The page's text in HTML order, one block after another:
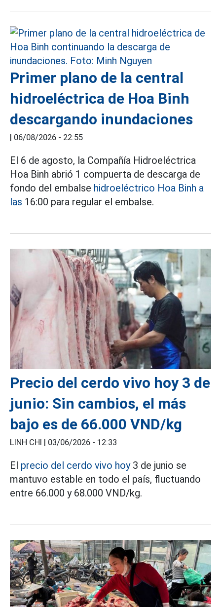
Primer plano de la central
hidroeléctrica de Hoa Binh
descargando inundaciones
| 06/08/2026 - 22:55
El 6 de agosto, la Compañía Hidroeléctrica
Hoa Binh abrió 1 compuerta de descarga de
fondo del embalse hidroeléctrico Hoa Binh a
las 16:00 para regular el embalse.
Precio del cerdo vivo hoy 3 de
junio: Sin cambios, el más
bajo es de 66.000 VND/kg
LINH CHI | 03/06/2026 - 12:33
El precio del cerdo vivo hoy3 de junio se
mantuvo estable en todo el país, fluctuando
entre 66.000 y 68.000 VND/kg.